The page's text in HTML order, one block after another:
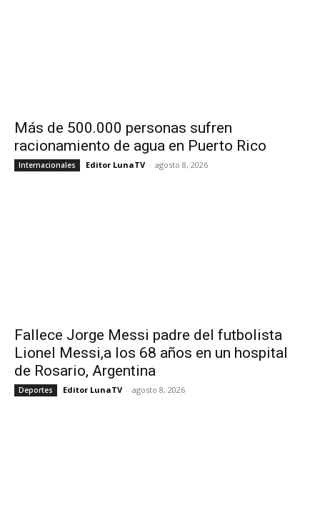
Más de 500.000 personas sufren
racionamiento de agua en Puerto Rico
Internacionales Editor LunaTV - agosto 8, 2026
Fallece Jorge Messi padre del futbolista
Lionel Messi,a los 68 años en un hospital
de Rosario, Argentina
Deportes Editor LunaTV - agosto 8, 2026